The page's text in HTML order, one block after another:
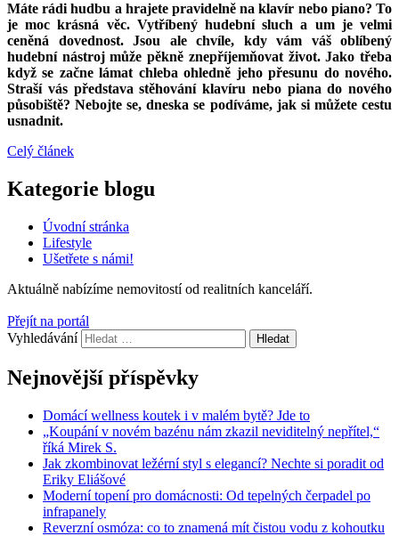
Máte rádi hudbu a hrajete pravidelně na klavír nebo piano? To
je moc krásná věc. Vytříbený hudební sluch a um je velmi
ceněná dovednost. Jsou ale chvíle, kdy vám váš oblíbený
hudební nástroj může pěkně znepříjemňovat život. Jako třeba
když se začne lámat chleba ohledně jeho přesunu do nového.
Straší vás představa stěhování klavíru nebo piana do nového
působiště? Nebojte se, dneska se podíváme, jak si můžete cestu
usnadnit.
Celý článek
Kategorie blogu
Úvodní stránka
Lifestyle
Ušetřete s námi!
Aktuálně nabízíme nemovitostí od realitních kanceláří.
Přejít na portál
Vyhledávání
Nejnovější příspěvky
Domácí wellness koutek i v malém bytě? Jde to
„Koupání v novém bazénu nám zkazil neviditelný nepřítel,“
říká Mirek S.
Jak zkombinovat ležérní styl s elegancí? Nechte si poradit od
Eriky Eliášové
Moderní topení pro domácnosti: Od tepelných čerpadel po
infrapanely
Reverzní osmóza: co to znamená mít čistou vodu z kohoutku